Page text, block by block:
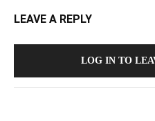
LEAVE A REPLY
LOG IN TO